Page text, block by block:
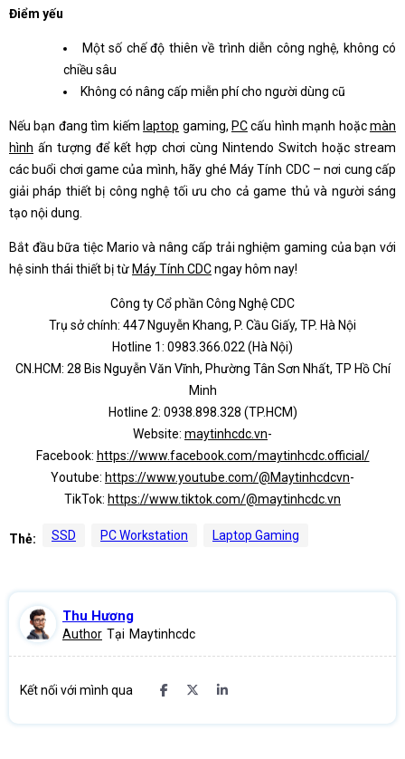
Điểm yếu
Một số chế độ thiên về trình diễn công nghệ, không có
chiều sâu
Không có nâng cấp miễn phí cho người dùng cũ
Nếu bạn đang tìm kiếm laptop gaming, PCcấu hình mạnh hoặcmàn
hình ấn tượng để kết hợp chơi cùng Nintendo Switch hoặc stream
các buổi chơi game của mình, hãy ghé Máy Tính CDC – nơi cung cấp
giải pháp thiết bị công nghệ tối ưu cho cả game thủ và người sáng
tạo nội dung.
Bắt đầu bữa tiệc Mario và nâng cấp trải nghiệm gaming của bạn với
hệ sinh thái thiết bị từ Máy Tính CDCngay hôm nay!
Công ty Cổ phần Công Nghệ CDC
Trụ sở chính: 447 Nguyễn Khang, P. Cầu Giấy, TP. Hà Nội
Hotline 1: 0983.366.022 (Hà Nội)
CN.HCM: 28 Bis Nguyễn Văn Vĩnh, Phường Tân Sơn Nhất, TP Hồ Chí
Minh
Hotline 2: 0938.898.328 (TP.HCM)
Website: maytinhcdc.vn-
Facebook: https://www.facebook.com/maytinhcdc.official/
Youtube: https://www.youtube.com/@Maytinhcdcvn-
TikTok: https://www.tiktok.com/@maytinhcdc.vn
Thẻ: SSD PC Workstation Laptop Gaming
Thu Hương
Author Tại Maytinhcdc
Kết nối với mình qua